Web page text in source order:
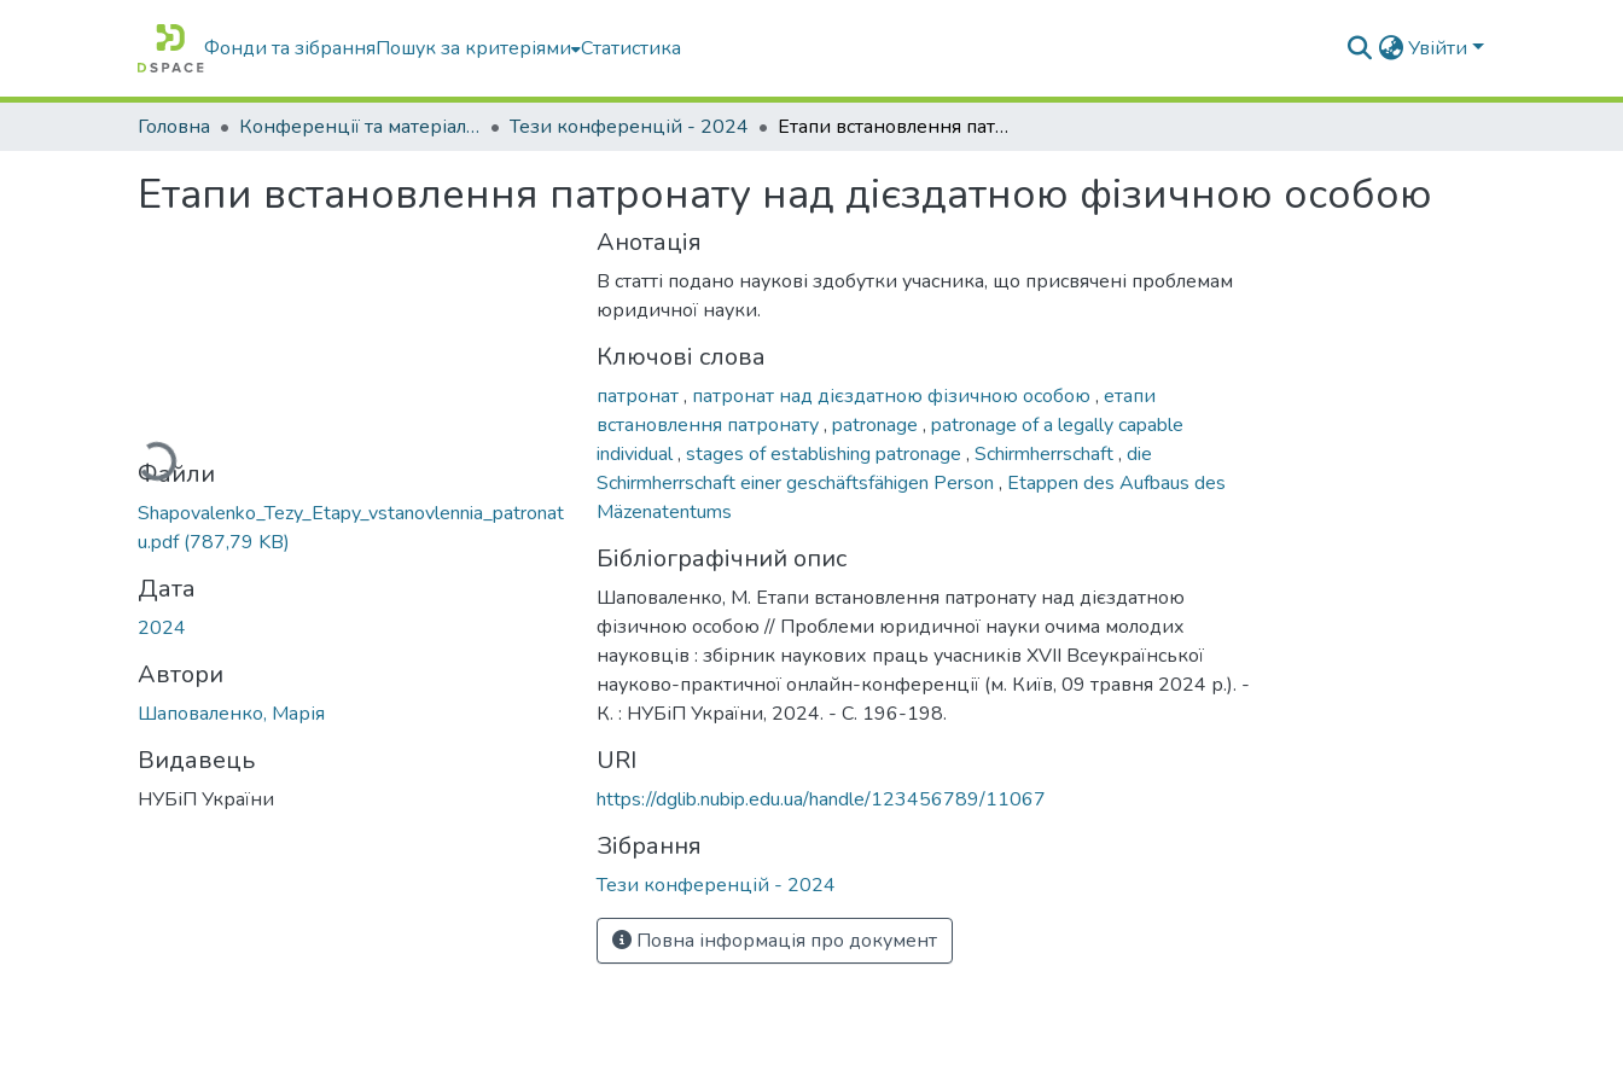
Фонди та зібранняПошук за критеріями Статистика Увійти
Головна Конференції та матеріали конференцій Тези конференцій - 2024 Етапи встановлення патронату над дієздатною фізичною особою
Етапи встановлення патронату над дієздатною фізичною особою
Вантажиться...
Файли
Shapovalenko_Tezy_Etapy_vstanovlennia_patronat
u.pdf(787,79 KB)
Дата
2024
Автори
Шаповаленко, Марія
Видавець
НУБіП України
Анотація
В статті подано наукові здобутки учасника, що присвячені проблемам
юридичної науки.
Ключові слова
патронат, патронат над дієздатною фізичною особою , етапи
встановлення патронату, patronage , patronage of a legally capable
individual, stages of establishing patronage , Schirmherrschaft, die
Schirmherrschaft einer geschäftsfähigen Person , Etappen des Aufbaus des
Mäzenatentums
Бібліографічний опис
Шаповаленко, М. Етапи встановлення патронату над дієздатною
фізичною особою // Проблеми юридичної науки очима молодих
науковців : збірник наукових праць учасників ХVІI Всеукраїнської
науково-практичної онлайн-конференції (м. Київ, 09 травня 2024 р.). -
К. : НУБіП України, 2024. - С. 196-198.
URI
https://dglib.nubip.edu.ua/handle/123456789/11067
Зібрання
Тези конференцій - 2024
Повна інформація про документ